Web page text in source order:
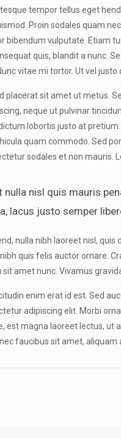
tempor tellus eget
Proin sodales quam
vulputate. Etiam
quis, blandit a nunc.
vitae mi tortor. Ut vel
placerat sit amet ut metus.
neque ut pulvinar
lobortis justo at
quam commodo. Sed
sodales et non mauris.
nisl quis mauris
lacus justo semper
nulla nibh laoreet nisl, quis
quis felis auctor ornare.
amet nunc. Vivamus
enim erat id est. Sed
adipiscing elit. Morbi
magna laoreet lectus, ut
faucibus sit amet,